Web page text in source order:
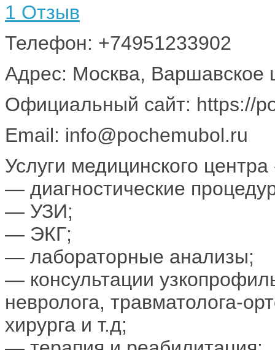
1 Отзыв
Телефон: +74951233902
Адрес: Москва, Варшавское
Официальный сайт: https://
Email: info@pochemubol.ru
Услуги медицинского
— диагностические
— УЗИ;
— ЭКГ;
— лабораторные анализы;
— консультации
невролога, травматолога-
хирурга и т.д;